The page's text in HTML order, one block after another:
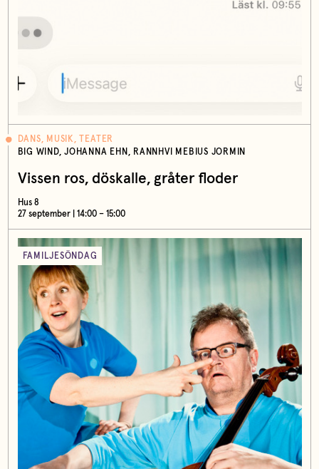
DANS, MUSIK, TEATER
BIG WIND, JOHANNA EHN, RANNHVI MEBIUS JORMIN
Vissen ros, döskalle, gråter floder
Hus 8
27 september | 14:00 – 15:00
FAMILJESÖNDAG